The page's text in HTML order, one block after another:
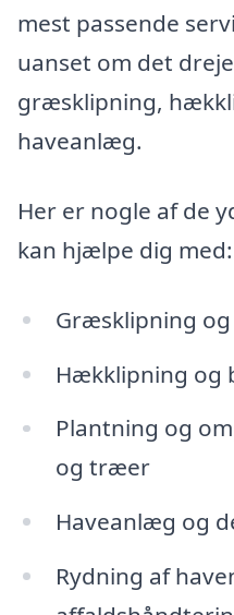
mest passende
uanset om det
græsklipning,
haveanlæg.
Her er nogle af de
kan hjælpe dig med:
Græsklipning
Hækklipning og
Plantning og
og træer
Haveanlæg og
Rydning af